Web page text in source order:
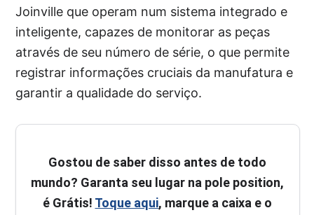
Joinville que operam num sistema integrado e
inteligente, capazes de monitorar as peças
através de seu número de série, o que permite
registrar informações cruciais da manufatura e
garantir a qualidade do serviço.
Gostou de saber disso antes de todo
mundo? Garanta seu lugar na pole position,
é Grátis! Toque aqui, marque a caixa e o